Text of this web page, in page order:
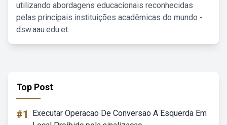
utilizando abordagens educacionais reconhecidas
pelas principais instituições acadêmicas do mundo -
dsw.aau.edu.et.
Top Post
#1
Executar Operacao De Conversao A Esquerda Em